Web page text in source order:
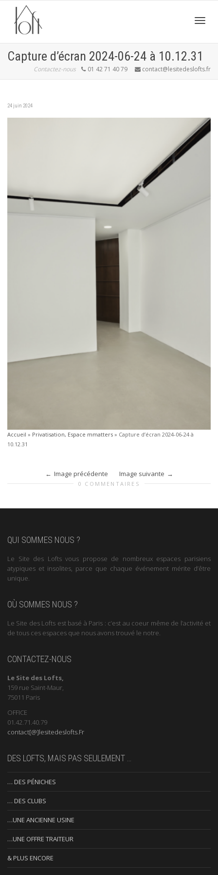
Capture d’écran 2024-06-24 à 10.12.31
Contactez-nous 01 42 71 40 79 contact@lesitedeslofts.fr
24 juin 2024
Accueil » Privatisation, Espace mmatters » Capture d’écran 2024-06-24 à
10.12.31
Image précédente Image suivante
0 COMMENTAIRES
QUI SOMMES NOUS ?
Le Site des Lofts vous propose de nombreux espaces parisiens
atypiques et insolites, parce que chaque événement mérite d’être
unique.
OÙ SOMMES NOUS ?
Le Site des Lofts est basé à Paris : c’est au coeur même de l’activité et
de tous ces espaces que nous avons trouvé le notre.
CONTACTEZ-NOUS
Le Site des Lofts,
159 rue Saint-Maur,
75011 Paris
OFFICE
01.42.71.40.79
contact[@]lesitedeslofts.Fr
DES LOFTS, MAIS PAS SEULEMENT …
… DES PÉNICHES
… DES CLUBS
…UNE ANCIENNE USINE
…UNE OFFRE TRAITEUR
& PLUS ENCORE